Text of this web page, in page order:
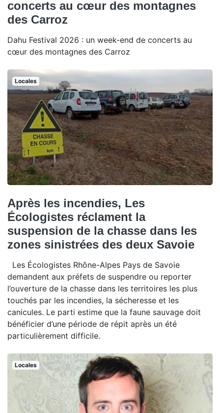
concerts au cœur des montagnes
des Carroz
Dahu Festival 2026 : un week-end de concerts au
cœur des montagnes des Carroz
Locales
Après les incendies, Les
Écologistes réclament la
suspension de la chasse dans les
zones sinistrées des deux Savoie
Les Écologistes Rhône-Alpes Pays de Savoie
demandent aux préfets de suspendre ou reporter
l’ouverture de la chasse dans les territoires les plus
touchés par les incendies, la sécheresse et les
canicules. Le parti estime que la faune sauvage doit
bénéficier d’une période de répit après un été
particulièrement difficile.
Locales